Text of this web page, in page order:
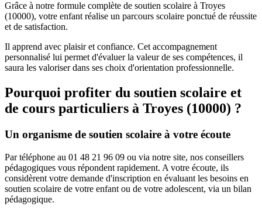
Grâce à notre formule complète de soutien scolaire à Troyes
(10000), votre enfant réalise un parcours scolaire ponctué de réussite
et de satisfaction.
Il apprend avec plaisir et confiance. Cet accompagnement
personnalisé lui permet d'évaluer la valeur de ses compétences, il
saura les valoriser dans ses choix d'orientation professionnelle.
Pourquoi profiter du soutien scolaire et
de cours particuliers à Troyes (10000) ?
Un organisme de soutien scolaire à votre écoute
Par téléphone au 01 48 21 96 09 ou via notre site, nos conseillers
pédagogiques vous répondent rapidement. A votre écoute, ils
considèrent votre demande d'inscription en évaluant les besoins en
soutien scolaire de votre enfant ou de votre adolescent, via un bilan
pédagogique.